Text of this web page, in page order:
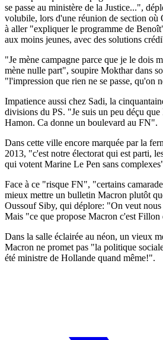
se passe au ministère de la Justice...",
volubile, lors d'une réunion de section où
à aller "expliquer le programme de
aux moins jeunes, avec des solutions
"Je mène campagne parce que je le dois
mène nulle part", soupire Mokthar dans
"l'impression que rien ne se passe, qu'on
Impatience aussi chez Sadi, la
divisions du PS. "Je suis un peu déçu
Hamon. Ca donne un boulevard au FN".
Dans cette ville encore marquée par la
2013, "c'est notre électorat qui est parti,
qui votent Marine Le Pen sans
Face à ce "risque FN", "certains
mieux mettre un bulletin Macron plutôt
Oussouf Siby, qui déplore: "On veut
Mais "ce que propose Macron c'est
Dans la salle éclairée au néon, un vieux
Macron ne promet pas "la politique
été ministre de Hollande quand même!".